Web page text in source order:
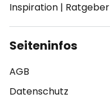
Inspiration | Ratgeber
Seiteninfos
AGB
Datenschutz